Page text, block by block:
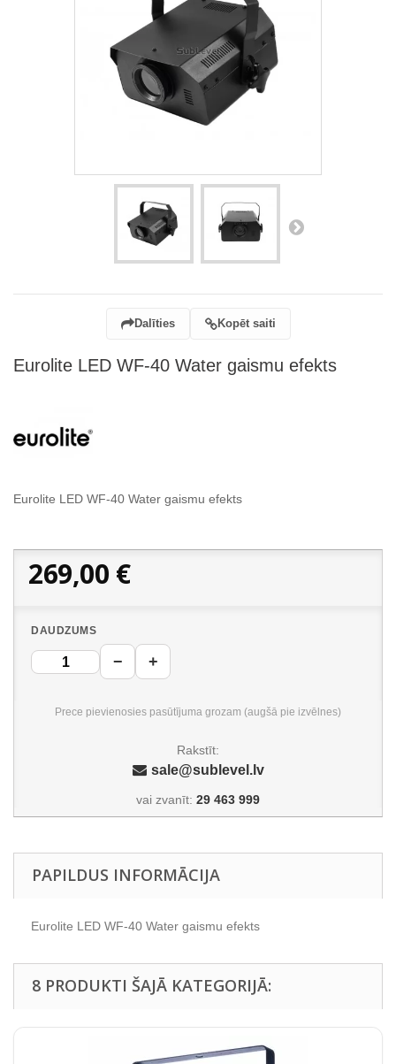
Dalīties Kopēt saiti
Eurolite LED WF-40 Water gaismu efekts
Eurolite LED WF-40 Water gaismu efekts
269,00 €
DAUDZUMS
− +
Prece pievienosies pasūtījuma grozam (augšā pie izvēlnes)
Rakstīt:
sale@sublevel.lv
vai zvanīt: 29 463 999
PAPILDUS INFORMĀCIJA
Eurolite LED WF-40 Water gaismu efekts
8 PRODUKTI ŠAJĀ KATEGORIJĀ: